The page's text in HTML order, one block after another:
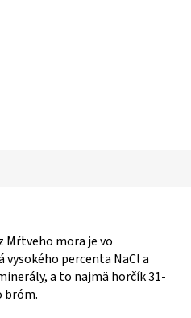
Mŕtveho mora je vo
percenta NaCl a
a to najmä horčík 31-
bróm.